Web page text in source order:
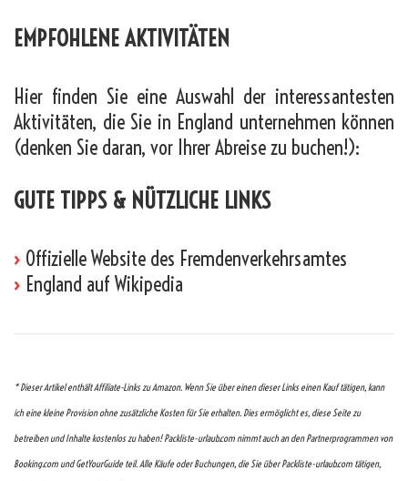
EMPFOHLENE AKTIVITÄTEN
Hier finden Sie eine Auswahl der interessantesten
Aktivitäten, die Sie in England unternehmen können
(denken Sie daran, vor Ihrer Abreise zu buchen!):
GUTE TIPPS & NÜTZLICHE LINKS
› Offizielle Website des Fremdenverkehrsamtes
› England auf Wikipedia
* Dieser Artikel enthält Affiliate-Links zu Amazon. Wenn Sie über einen dieser Links einen Kauf tätigen, kann
ich eine kleine Provision ohne zusätzliche Kosten für Sie erhalten. Dies ermöglicht es, diese Seite zu
betreiben und Inhalte kostenlos zu haben! Packliste-urlaub.com nimmt auch an den Partnerprogrammen von
Booking.com und GetYourGuide teil. Alle Käufe oder Buchungen, die Sie über Packliste-urlaub.com tätigen,